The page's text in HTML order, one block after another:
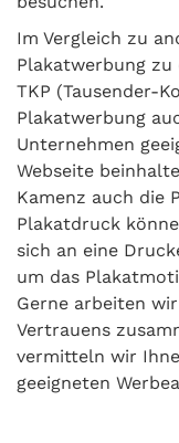
Im Vergleich zu
Plakatwerbung zu
TKP (Tausender-
Plakatwerbung
Unternehmen
Webseite
Kamenz auch die
Plakatdruck
sich an eine
um das
Gerne arbeiten
Vertrauens
vermitteln wir
geeigneten